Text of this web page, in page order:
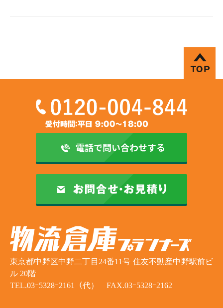
東京都中野区中野二丁目24番11号 住友不動産中野駅前ビ
ル 20階
TEL.03ｰ5328ｰ2161（代） FAX.03ｰ5328ｰ2162